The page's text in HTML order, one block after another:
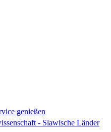
genießen
- Slawische Länder